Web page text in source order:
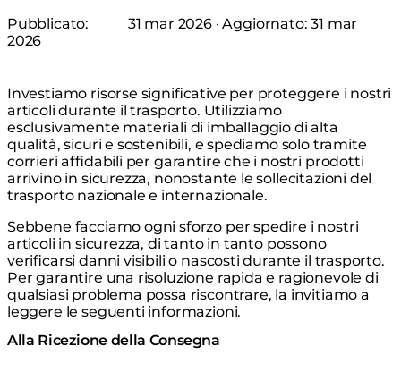
Pubblicato: 31 mar 2026· Aggiornato:31 mar
2026
Investiamo risorse significative per proteggere i nostri
articoli durante il trasporto. Utilizziamo
esclusivamente materiali di imballaggio di alta
qualità, sicuri e sostenibili, e spediamo solo tramite
corrieri affidabili per garantire che i nostri prodotti
arrivino in sicurezza, nonostante le sollecitazioni del
trasporto nazionale e internazionale.
Sebbene facciamo ogni sforzo per spedire i nostri
articoli in sicurezza, di tanto in tanto possono
verificarsi danni visibili o nascosti durante il trasporto.
Per garantire una risoluzione rapida e ragionevole di
qualsiasi problema possa riscontrare, la invitiamo a
leggere le seguenti informazioni.
Alla Ricezione della Consegna